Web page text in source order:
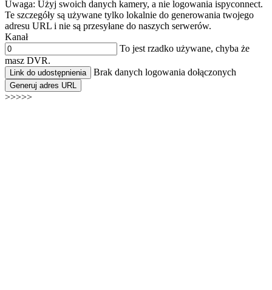
Uwaga: Użyj swoich danych kamery, a nie logowania ispyconnect.
Te szczegóły są używane tylko lokalnie do generowania twojego
adresu URL i nie są przesyłane do naszych serwerów.
Kanał
To jest rzadko używane, chyba że
masz DVR.
Link do udostępnienia Brak danych logowania dołączonych
Generuj adres URL
>>>>>